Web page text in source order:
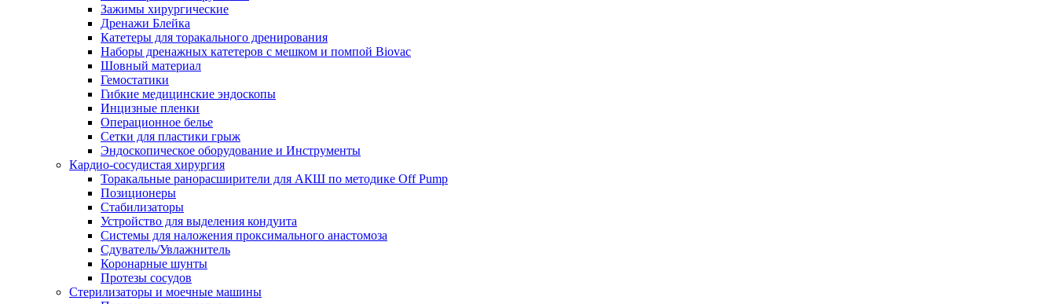
Зажимы хирургические
Дренажи Блейка
Катетеры для торакального дренирования
Наборы дренажных катетеров с мешком и помпой Biovac
Шовный материал
Гемостатики
Гибкие медицинские эндоскопы
Инцизные пленки
Операционное белье
Сетки для пластики грыж
Эндоскопическое оборудование и Инструменты
Кардио-сосудистая хирургия
Торакальные ранорасширители для АКШ по методике Off Pump
Позиционеры
Стабилизаторы
Устройство для выделения кондуита
Системы для наложения проксимального анастомоза
Сдуватель/Увлажнитель
Коронарные шунты
Протезы сосудов
Стерилизаторы и моечные машины